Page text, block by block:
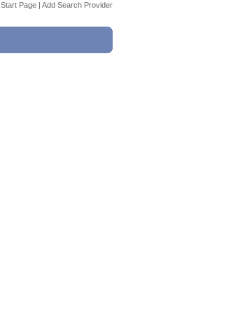
Start Page | Add Search Provider